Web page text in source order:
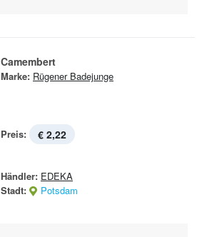
Camembert
Marke: Rügener Badejunge
Preis: € 2,22
Händler: EDEKA
Stadt:
Potsdam